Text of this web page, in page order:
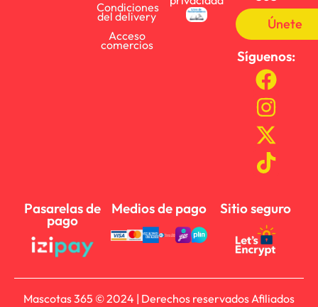
Condiciones
del delivery
Acceso
comercios
Únete
Síguenos:
Pasarelas de
pago
Medios de pago Sitio seguro
Mascotas 365 © 2024 | Derechos reservados Afiliados